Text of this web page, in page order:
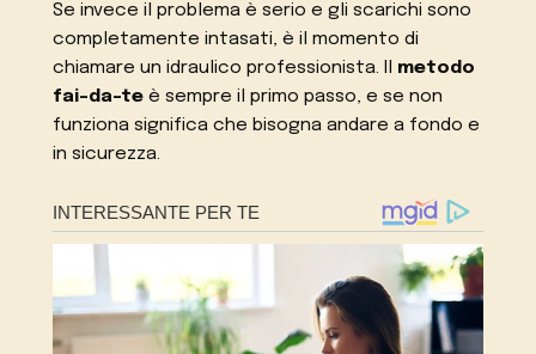
Se invece il problema è serio e gli scarichi sono
completamente intasati, è il momento di
chiamare un idraulico professionista. Il metodo
fai-da-te è sempre il primo passo, e se non
funziona significa che bisogna andare a fondo e
in sicurezza.